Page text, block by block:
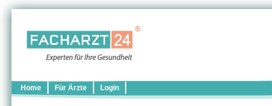
Home Für Ärzte Login